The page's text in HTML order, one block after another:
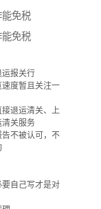
能免税
能免税
运报关行
度暂且关注一
退运清关、上
清关服务
不被认可，不
自己写才是对